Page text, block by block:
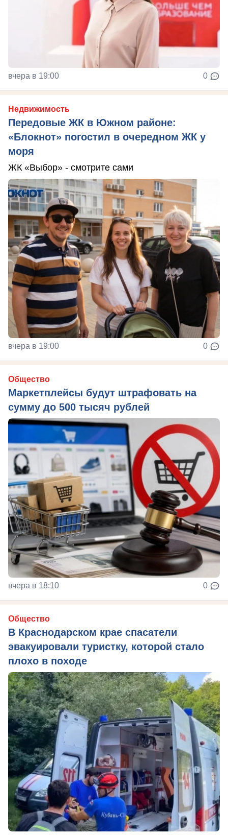
вчера в 19:00 0
Недвижимость
Передовые ЖК в Южном районе:
«Блокнот» погостил в очередном ЖК у
моря
ЖК «Выбор» - смотрите сами
вчера в 19:00 0
Общество
Маркетплейсы будут штрафовать на
сумму до 500 тысяч рублей
вчера в 18:10 0
Общество
В Краснодарском крае спасатели
эвакуировали туристку, которой стало
плохо в походе